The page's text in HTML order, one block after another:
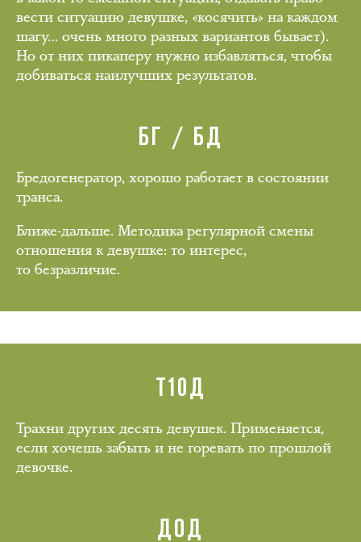
вести ситуацию девушке, «косячить» на каждом
шагу… очень много разных вариантов бывает).
Но от них пикаперу нужно избавляться, чтобы
добиваться наилучших результатов.
БГ / БД
Бредогенератор, хорошо работает в состоянии
транса.
Ближе-дальше. Методика регулярной смены
отношения к девушке: то интерес,
то безразличие.
Т10Д
Трахни других десять девушек. Применяется,
если хочешь забыть и не горевать по прошлой
девочке.
ДОД